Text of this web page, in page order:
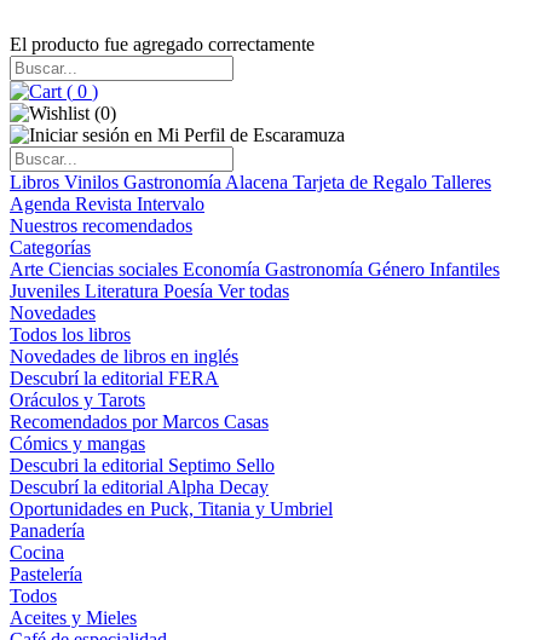
El producto fue agregado correctamente
( 0 )
(0)
Libros Vinilos Gastronomía Alacena Tarjeta de Regalo Talleres
Agenda Revista Intervalo
Nuestros recomendados
Categorías
Arte Ciencias sociales Economía Gastronomía Género Infantiles
Juveniles Literatura Poesía Ver todas
Novedades
Todos los libros
Novedades de libros en inglés
Descubrí la editorial FERA
Oráculos y Tarots
Recomendados por Marcos Casas
Cómics y mangas
Descubri la editorial Septimo Sello
Descubrí la editorial Alpha Decay
Oportunidades en Puck, Titania y Umbriel
Panadería
Cocina
Pastelería
Todos
Aceites y Mieles